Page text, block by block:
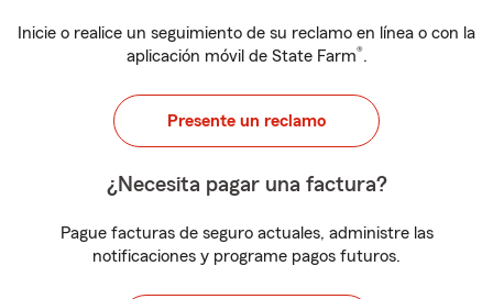
Inicie o realice un seguimiento de su reclamo en línea o con la
aplicación móvil de State Farm®.
Presente un reclamo
¿Necesita pagar una factura?
Pague facturas de seguro actuales, administre las
notificaciones y programe pagos futuros.